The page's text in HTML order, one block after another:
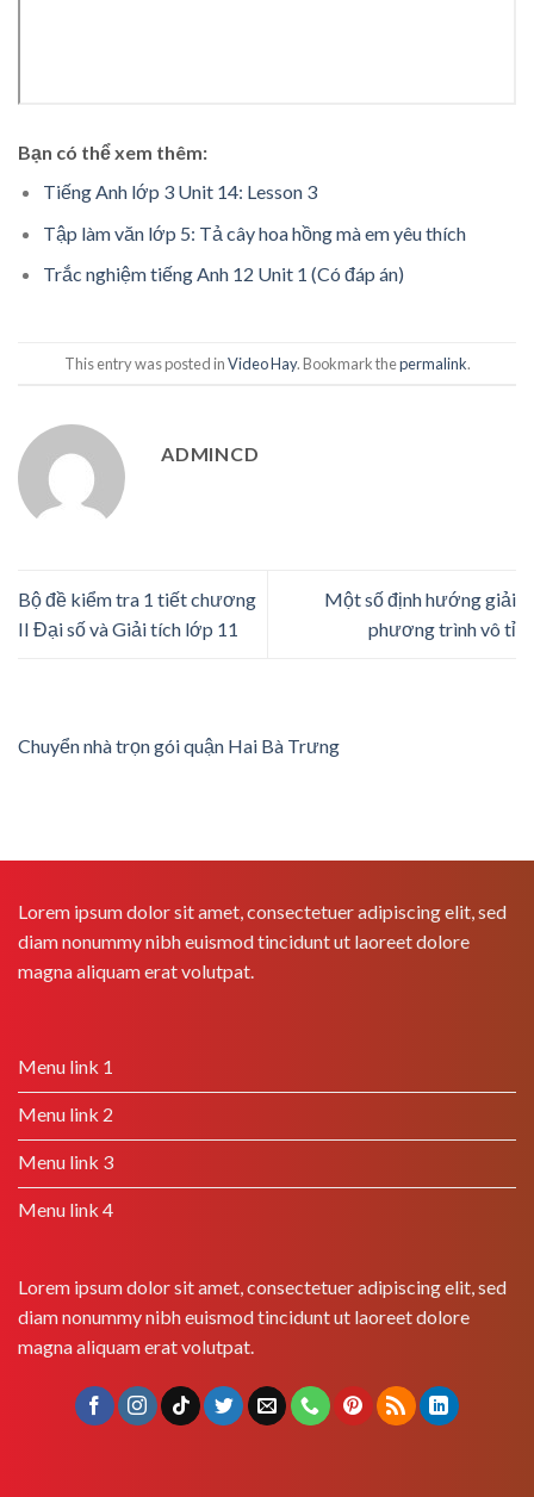
Bạn có thể xem thêm:
Tiếng Anh lớp 3 Unit 14: Lesson 3
Tập làm văn lớp 5: Tả cây hoa hồng mà em yêu thích
Trắc nghiệm tiếng Anh 12 Unit 1 (Có đáp án)
This entry was posted inVideo Hay. Bookmark thepermalink.
ADMINCD
Bộ đề kiểm tra 1 tiết chương
II Đại số và Giải tích lớp 11
Một số định hướng giải
phương trình vô tỉ
Chuyển nhà trọn gói quận Hai Bà Trưng
Lorem ipsum dolor sit amet, consectetuer adipiscing elit, sed
diam nonummy nibh euismod tincidunt ut laoreet dolore
magna aliquam erat volutpat.
Menu link 1
Menu link 2
Menu link 3
Menu link 4
Lorem ipsum dolor sit amet, consectetuer adipiscing elit, sed
diam nonummy nibh euismod tincidunt ut laoreet dolore
magna aliquam erat volutpat.